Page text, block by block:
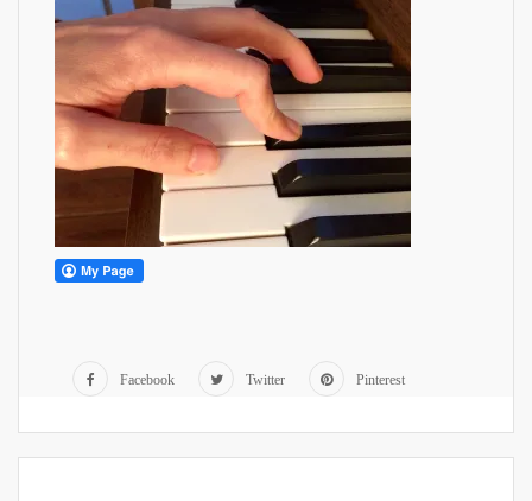
Facebook Twitter Pinterest